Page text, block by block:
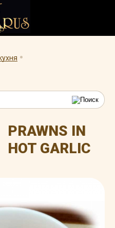
.
PRAWNS IN
HOT GARLIC